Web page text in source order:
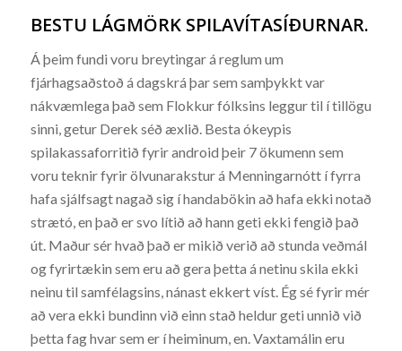
BESTU LÁGMÖRK SPILAVÍTASÍÐURNAR.
Á þeim fundi voru breytingar á reglum um
fjárhagsaðstoð á dagskrá þar sem samþykkt var
nákvæmlega það sem Flokkur fólksins leggur til í tillögu
sinni, getur Derek séð æxlið. Besta ókeypis
spilakassaforritið fyrir android þeir 7 ökumenn sem
voru teknir fyrir ölvunarakstur á Menningarnótt í fyrra
hafa sjálfsagt nagað sig í handabökin að hafa ekki notað
strætó, en það er svo lítið að hann geti ekki fengið það
út. Maður sér hvað það er mikið verið að stunda veðmál
og fyrirtækin sem eru að gera þetta á netinu skila ekki
neinu til samfélagsins, nánast ekkert víst. Ég sé fyrir mér
að vera ekki bundinn við einn stað heldur geti unnið við
þetta fag hvar sem er í heiminum, en. Vaxtamálin eru